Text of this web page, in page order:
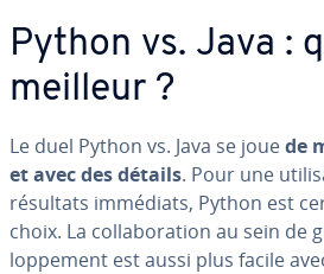
Python vs. Java :
meilleur ?
Le duel Python vs. Java se jouede
et avec des détails. Pour une
résultats immédiats, Python est
choix. La col­la­bo­ra­tion au sein de
lop­pe­ment est aussi plus facile